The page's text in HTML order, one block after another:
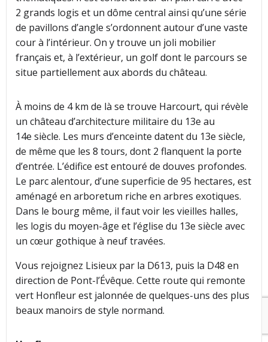
2 grands logis et un dôme central ainsi qu’une série
de pavillons d’angle s’ordonnent autour d’une vaste
cour à l’intérieur. On y trouve un joli mobilier
français et, à l’extérieur, un golf dont le parcours se
situe partiellement aux abords du château.
À moins de 4 km de là se trouve Harcourt, qui révèle
un château d’architecture militaire du 13e au
14e siècle. Les murs d’enceinte datent du 13e siècle,
de même que les 8 tours, dont 2 flanquent la porte
d’entrée. L’édifice est entouré de douves profondes.
Le parc alentour, d’une superficie de 95 hectares, est
aménagé en arboretum riche en arbres exotiques.
Dans le bourg même, il faut voir les vieilles halles,
les logis du moyen-âge et l’église du 13e siècle avec
un cœur gothique à neuf travées.
Vous rejoignez Lisieux par la D613, puis la D48 en
direction de Pont-l’Évêque. Cette route qui remonte
vert Honfleur est jalonnée de quelques-uns des plus
beaux manoirs de style normand.